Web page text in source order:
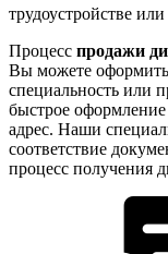
трудоустройстве
Процесс продажи
Вы можете оформить
специальность или
быстрое
адрес. Наши
соответствие
процесс получения